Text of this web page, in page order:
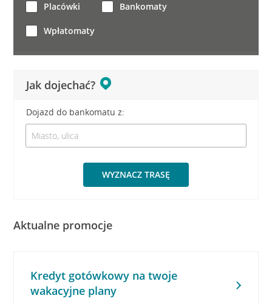
Jak dojechać?
Dojazd do bankomatu z:
WYZNACZ TRASĘ
Placówki Bankomaty
Wpłatomaty
Aktualne promocje
Kredyt gotówkowy na twoje
wakacyjne plany